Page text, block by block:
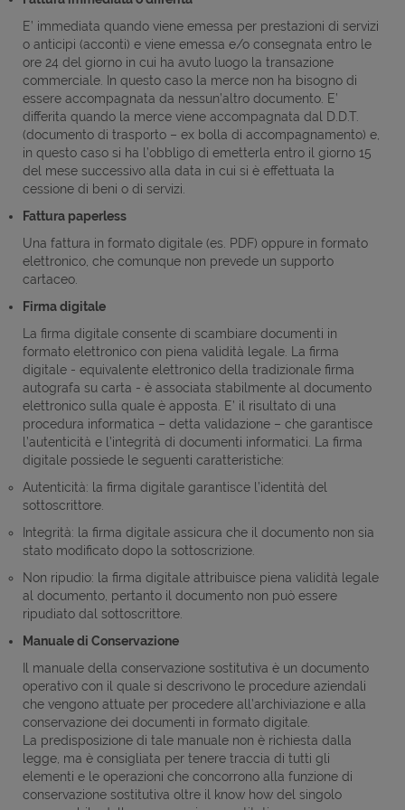
E’ immediata quando viene emessa per prestazioni di servizi
o anticipi (acconti) e viene emessa e/o consegnata entro le
ore 24 del giorno in cui ha avuto luogo la transazione
commerciale. In questo caso la merce non ha bisogno di
essere accompagnata da nessun’altro documento. E’
differita quando la merce viene accompagnata dal D.D.T.
(documento di trasporto – ex bolla di accompagnamento) e,
in questo caso si ha l’obbligo di emetterla entro il giorno 15
del mese successivo alla data in cui si è effettuata la
cessione di beni o di servizi.
Fattura paperless
Una fattura in formato digitale (es. PDF) oppure in formato
elettronico, che comunque non prevede un supporto
cartaceo.
Firma digitale
La firma digitale consente di scambiare documenti in
formato elettronico con piena validità legale. La firma
digitale - equivalente elettronico della tradizionale firma
autografa su carta - è associata stabilmente al documento
elettronico sulla quale è apposta. E’ il risultato di una
procedura informatica – detta validazione – che garantisce
l’autenticità e l’integrità di documenti informatici. La firma
digitale possiede le seguenti caratteristiche:
Autenticità: la firma digitale garantisce l’identità del
sottoscrittore.
Integrità: la firma digitale assicura che il documento non sia
stato modificato dopo la sottoscrizione.
Non ripudio: la firma digitale attribuisce piena validità legale
al documento, pertanto il documento non può essere
ripudiato dal sottoscrittore.
Manuale di Conservazione
Il manuale della conservazione sostitutiva è un documento
operativo con il quale si descrivono le procedure aziendali
che vengono attuate per procedere all’archiviazione e alla
conservazione dei documenti in formato digitale.
La predisposizione di tale manuale non è richiesta dalla
legge, ma è consigliata per tenere traccia di tutti gli
elementi e le operazioni che concorrono alla funzione di
conservazione sostitutiva oltre il know how del singolo